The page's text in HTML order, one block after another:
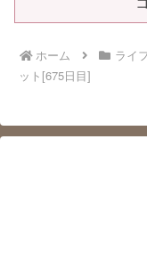
ホーム ライ
ット[675日目]